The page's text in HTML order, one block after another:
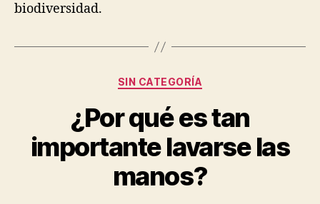
biodiversidad.
Categorías
SIN CATEGORÍA
¿Por qué es tan
importante lavarse las
manos?